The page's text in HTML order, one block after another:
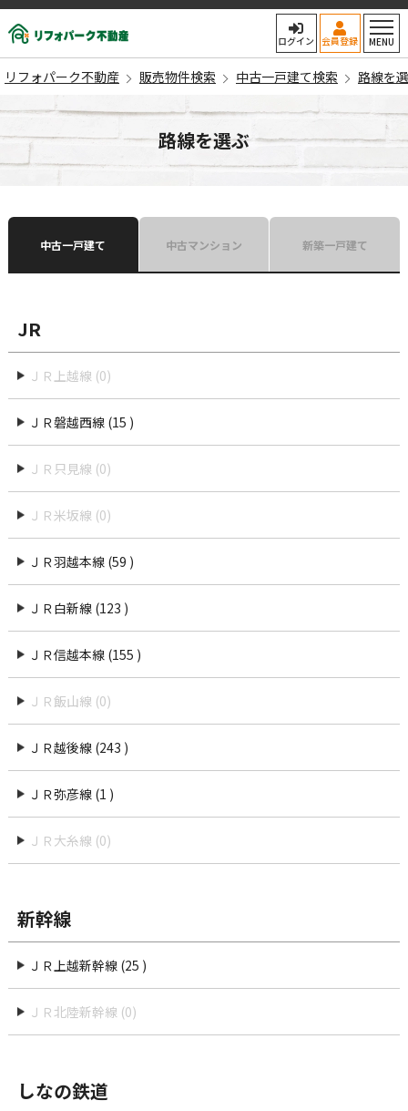
リフォパーク不動産
ログイン 会員登録 MENU
リフォパーク不動産 販売物件検索 中古一戸建て検索 路線を
路線を選ぶ
中古一戸建て 中古マンション 新築一戸建て
JR
ＪＲ上越線 (0)
ＪＲ磐越西線 (15 )
ＪＲ只見線 (0)
ＪＲ米坂線 (0)
ＪＲ羽越本線 (59 )
ＪＲ白新線 (123 )
ＪＲ信越本線 (155 )
ＪＲ飯山線 (0)
ＪＲ越後線 (243 )
ＪＲ弥彦線 (1 )
ＪＲ大糸線 (0)
新幹線
ＪＲ上越新幹線 (25 )
ＪＲ北陸新幹線 (0)
しなの鉄道